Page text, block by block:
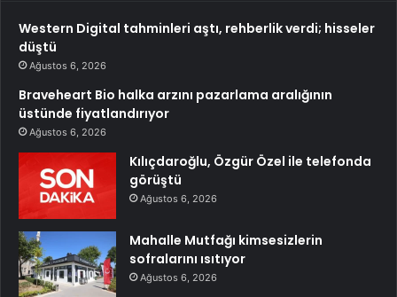
Western Digital tahminleri aştı, rehberlik verdi; hisseler
düştü
Ağustos 6, 2026
Braveheart Bio halka arzını pazarlama aralığının
üstünde fiyatlandırıyor
Ağustos 6, 2026
Kılıçdaroğlu, Özgür Özel ile telefonda
görüştü
Ağustos 6, 2026
Mahalle Mutfağı kimsesizlerin
sofralarını ısıtıyor
Ağustos 6, 2026